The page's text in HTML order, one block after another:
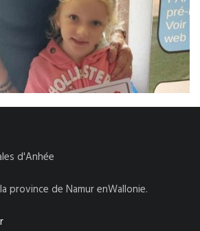
d'Anhée
province de Namur enWallonie.